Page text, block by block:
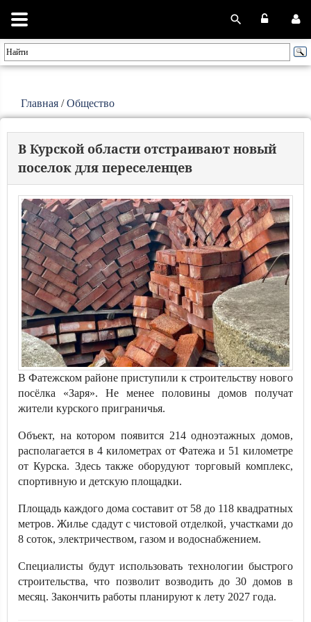
Главная /Общество
В Курской области отстраивают новый
поселок для переселенцев
В Фатежском районе приступили к строительству нового
посёлка «Заря». Не менее половины домов получат
жители курского приграничья.
Объект, на котором появится 214 одноэтажных домов,
располагается в 4 километрах от Фатежа и 51 километре
от Курска. Здесь также оборудуют торговый комплекс,
спортивную и детскую площадки.
Площадь каждого дома составит от 58 до 118 квадратных
метров. Жилье сдадут с чистовой отделкой, участками до
8 соток, электричеством, газом и водоснабжением.
Специалисты будут использовать технологии быстрого
строительства, что позволит возводить до 30 домов в
месяц. Закончить работы планируют к лету 2027 года.